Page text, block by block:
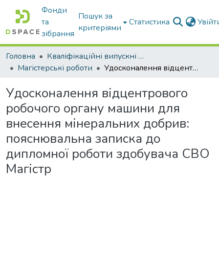
Фонди
та
зібрання
Пошук за
критеріями
Статистика
Головна
Кваліфікаційні випускні роботи бакалаврів і магістрів
Магістерські роботи
Удосконалення відцентрового робочого органу машини для внесення мінеральних добрив: пояснювальна записка до дипломної роботи здобувача СВО Магістр
Удосконалення відцентрового
робочого органу машини для
внесення мінеральних добрив:
пояснювальна записка до
дипломної роботи здобувача СВО
Магістр